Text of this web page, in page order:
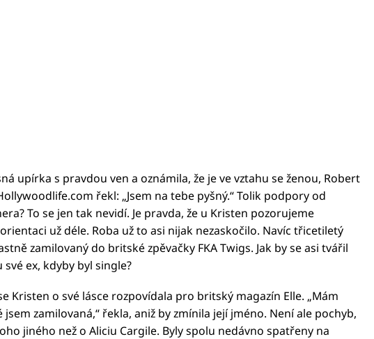
upírka s pravdou ven a oznámila, že je ve vztahu se ženou, Robert
řekl: „Jsem na tebe pyšný.“ Tolik podpory od
To se jen tak nevidí. Je pravda, že u Kristen pozorujeme
už déle. Roba už to asi nijak nezaskočilo. Navíc třicetiletý
zamilovaný do britské zpěvačky FKA Twigs. Jak by se asi tvářil
ex, kdyby byl single?
Kristen o své lásce rozpovídala pro britský magazín Elle. „Mám
zamilovaná,“ řekla, aniž by zmínila její jméno. Není ale pochyb,
jiného než o Aliciu Cargile. Byly spolu nedávno spatřeny na